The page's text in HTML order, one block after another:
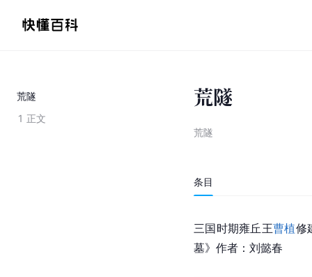
荒隧
1 正文
荒隧
荒隧
条目
三国时期雍丘王曹植修
墓》作者：刘懿春